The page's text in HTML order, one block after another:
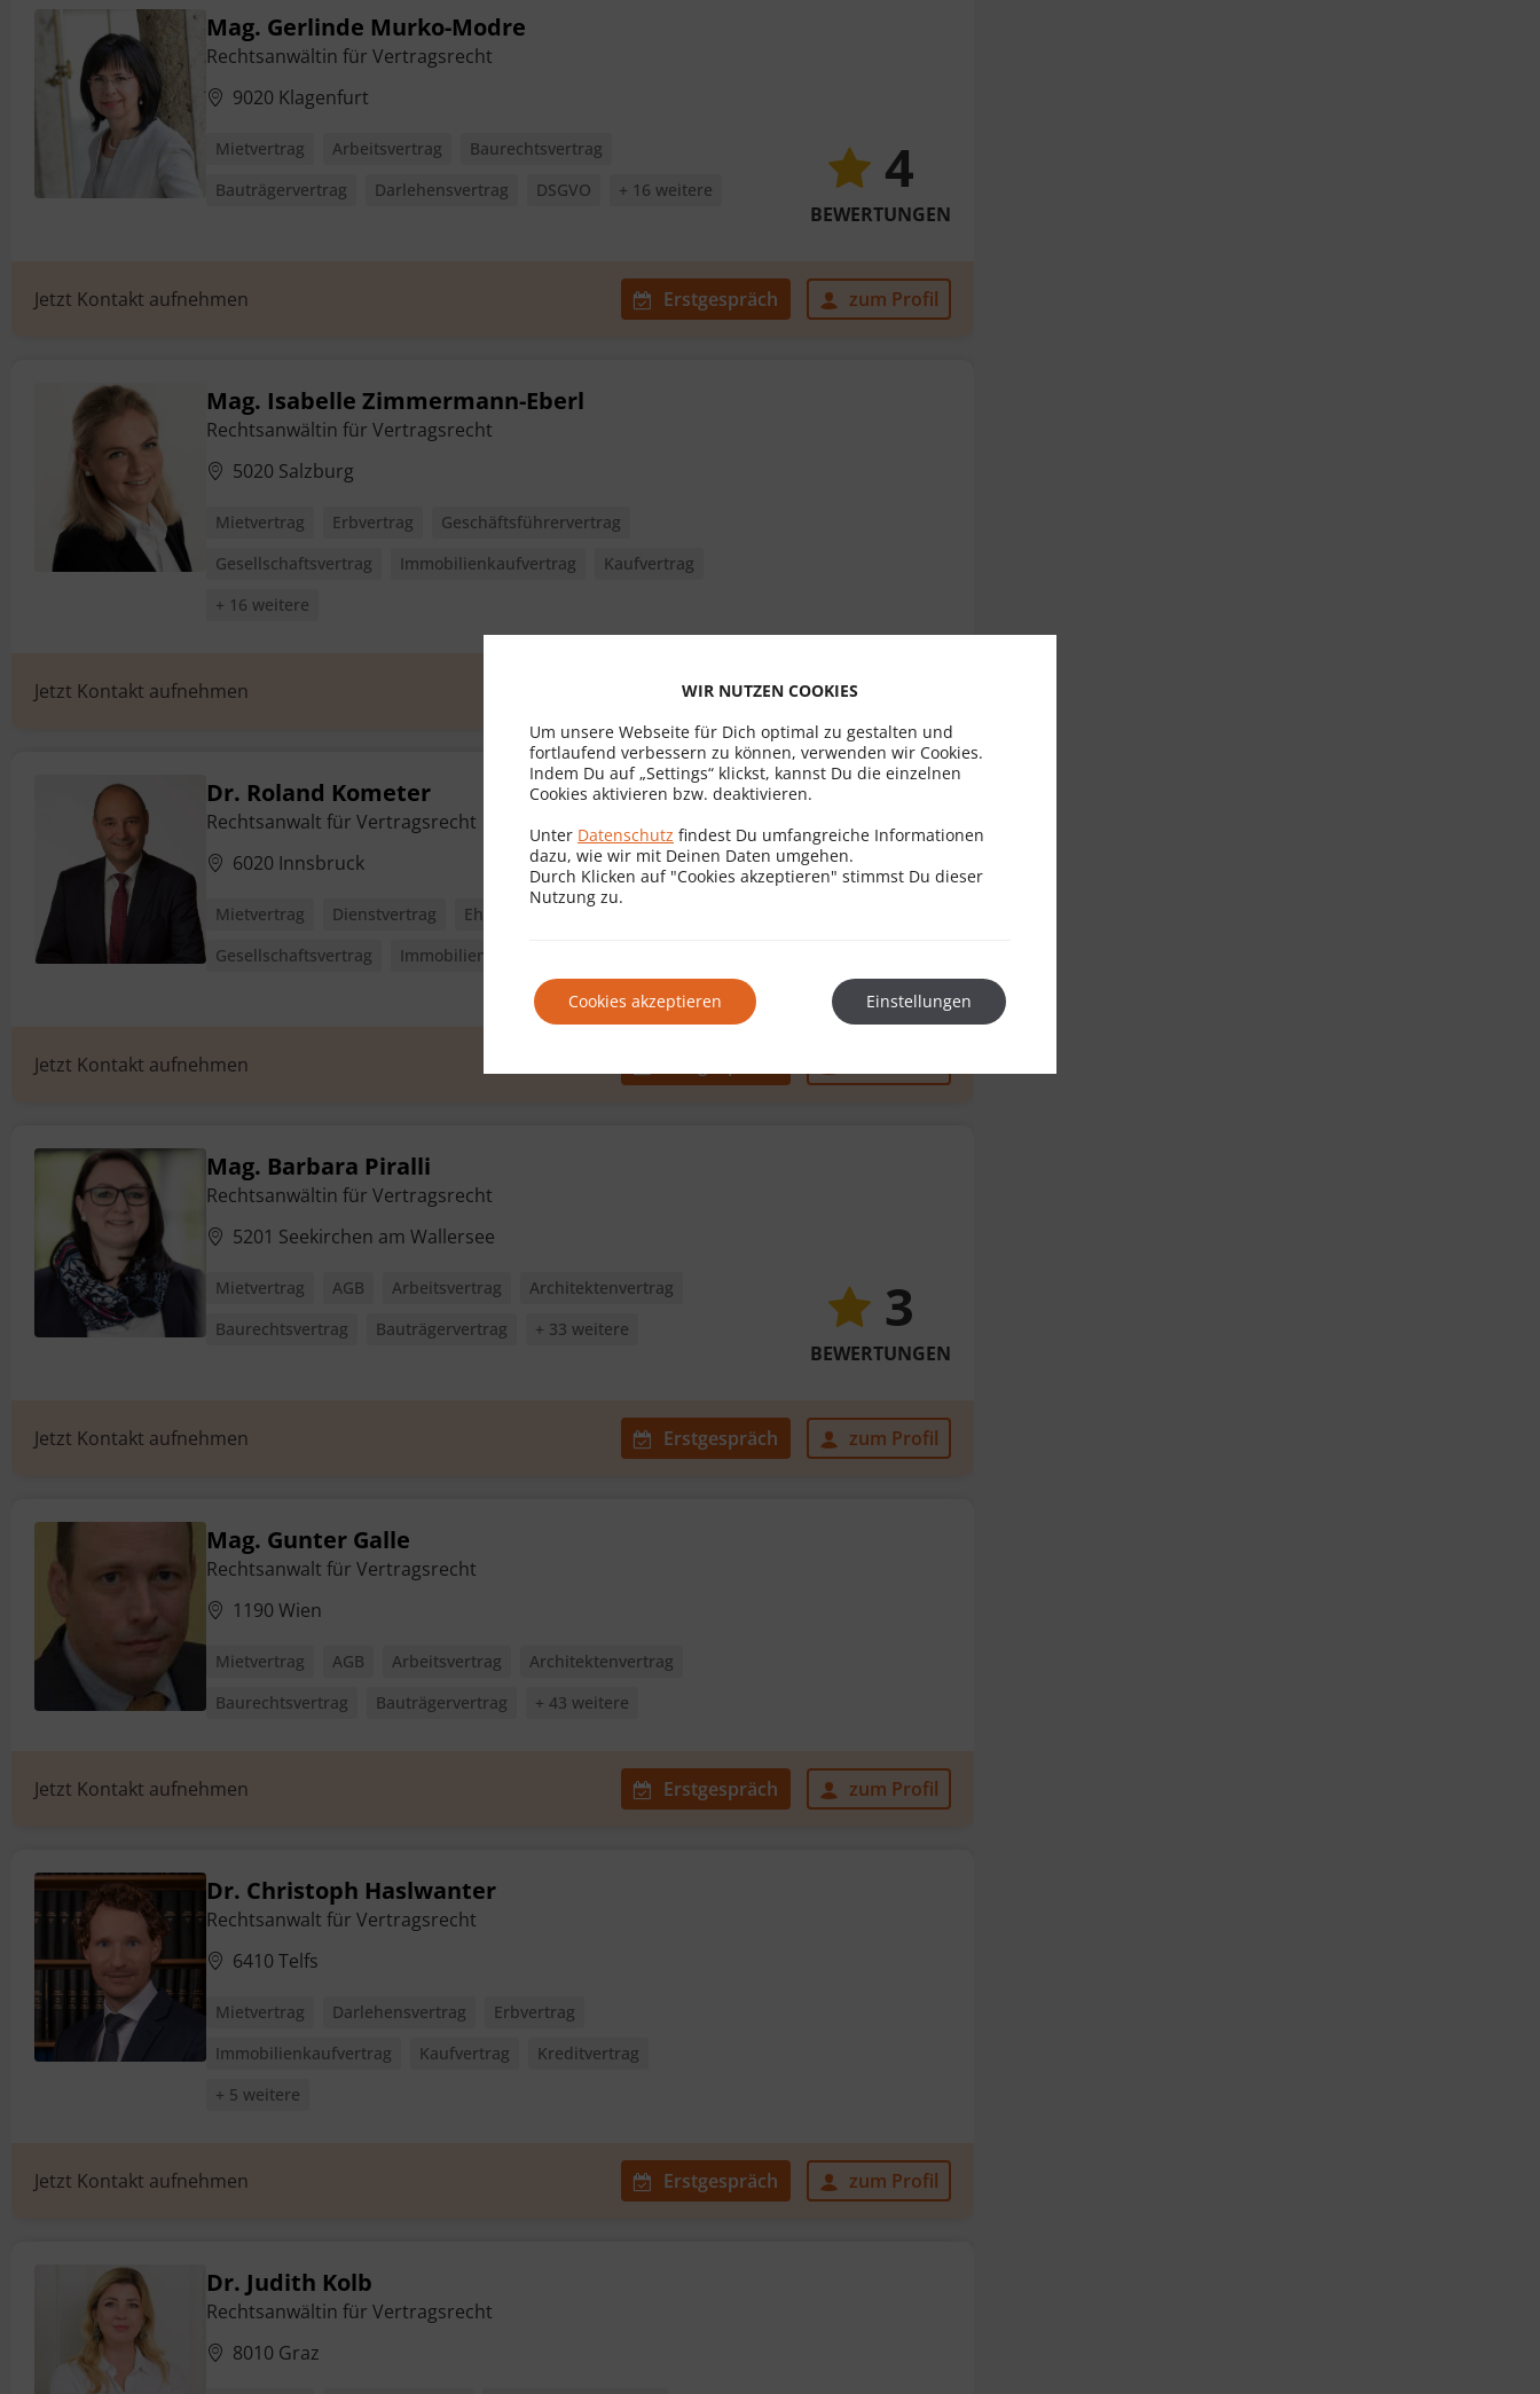
Mag. Gerlinde Murko-Modre
Rechtsanwältin für Vertragsrecht
9020 Klagenfurt
Mietvertrag Arbeitsvertrag
Baurechtsvertrag
Bauträgervertrag
Darlehensvertrag DSGVO + 16 weitere 4
BEWERTUNGEN
Jetzt Kontakt aufnehmen Erstgespräch zum Profil
Mag. Isabelle Zimmermann-Eberl
Rechtsanwältin für Vertragsrecht
5020 Salzburg
Mietvertrag Erbvertrag
Geschäftsführervertrag
Gesellschaftsvertrag
Immobilienkaufvertrag
Kaufvertrag
+ 16 weitere
Jetzt Kontakt aufnehmen Erstgespräch zum Profil
Dr. Roland Kometer
Rechtsanwalt für Vertragsrecht
6020 Innsbruck
Mietvertrag Dienstvertrag Ehevertrag
Erbvertrag
Gesellschaftsvertrag
Immobilienkaufvertrag
BEWERTUNGEN
Jetzt Kontakt aufnehmen
Mag. Barbara Piralli
Rechtsanwältin für Vertragsrecht
5201 Seekirchen am Wallersee
Mietvertrag AGB Arbeitsvertrag
Architektenvertrag
Baurechtsvertrag
Bauträgervertrag + 33 weitere 3
BEWERTUNGEN
Jetzt Kontakt aufnehmen Erstgespräch zum Profil
Mag. Gunter Galle
Rechtsanwalt für Vertragsrecht
1190 Wien
Mietvertrag AGB Arbeitsvertrag
Architektenvertrag
Baurechtsvertrag
Bauträgervertrag + 43 weitere
Jetzt Kontakt aufnehmen Erstgespräch zum Profil
Dr. Christoph Haslwanter
Rechtsanwalt für Vertragsrecht
6410 Telfs
Mietvertrag Darlehensvertrag
Erbvertrag
Immobilienkaufvertrag
Kaufvertrag
Kreditvertrag
+ 5 weitere
Jetzt Kontakt aufnehmen Erstgespräch zum Profil
Dr. Judith Kolb
Rechtsanwältin für Vertragsrecht
8010 Graz
WIR NUTZEN COOKIES
Um unsere Webseite für Dich optimal zu gestalten und
fortlaufend verbessern zu können, verwenden wir Cookies.
Indem Du auf „Settings“ klickst, kannst Du die einzelnen
Cookies aktivieren bzw. deaktivieren.
Unter Datenschutz findest Du umfangreiche Informationen
dazu, wie wir mit Deinen Daten umgehen.
Durch Klicken auf "Cookies akzeptieren" stimmst Du dieser
Nutzung zu.
Cookies akzeptieren Einstellungen